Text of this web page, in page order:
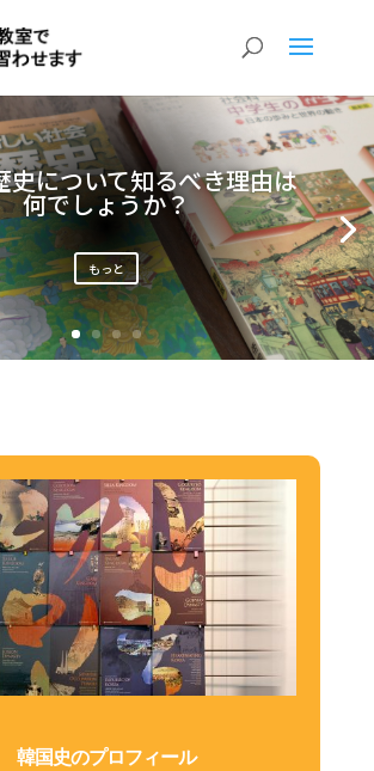
史について知るべき理由は
何でしょうか？
もっと
韓国史のプロフィール